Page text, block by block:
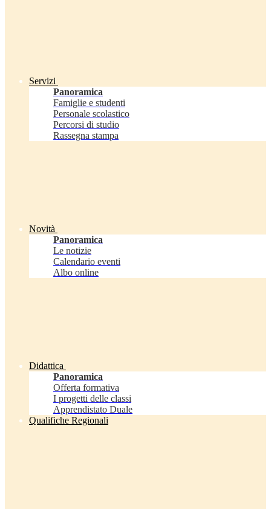
Servizi
Panoramica
Famiglie e studenti
Personale scolastico
Percorsi di studio
Rassegna stampa
Novità
Panoramica
Le notizie
Calendario eventi
Albo online
Didattica
Panoramica
Offerta formativa
I progetti delle classi
Apprendistato Duale
Qualifiche Regionali